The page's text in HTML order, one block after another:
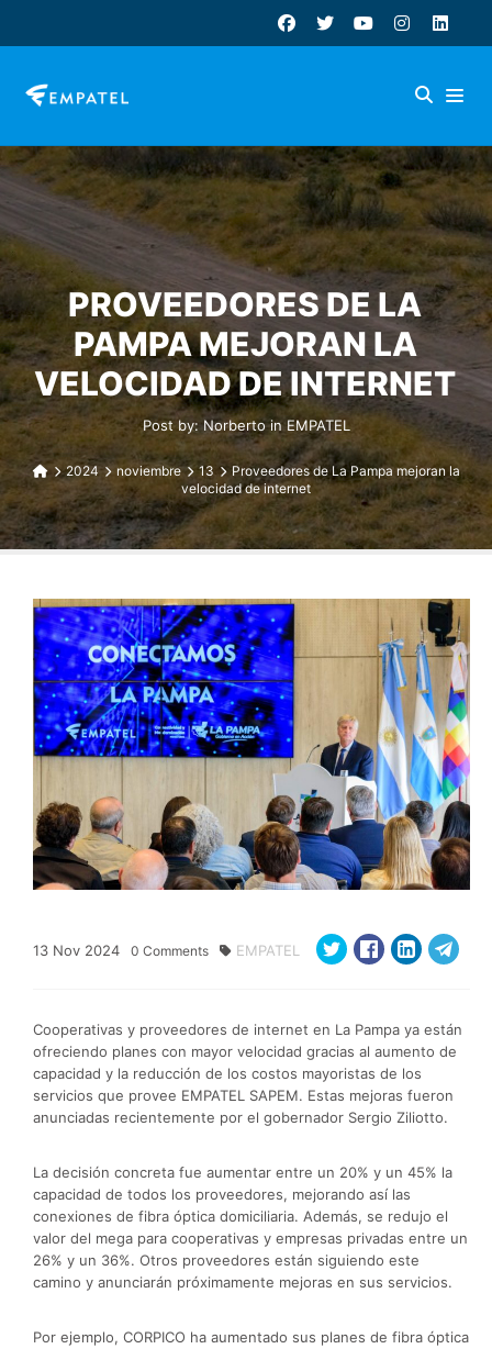
PROVEEDORES DE LA
PAMPA MEJORAN LA
VELOCIDAD DE INTERNET
Post by:Norbertoin EMPATEL
2024 noviembre 13
Proveedores de La Pampa mejoran la
velocidad de internet
13 Nov 2024 0 Comments EMPATEL
Cooperativas y proveedores de internet en La Pampa ya están
ofreciendo planes con mayor velocidad gracias al aumento de
capacidad y la reducción de los costos mayoristas de los
servicios que provee EMPATEL SAPEM. Estas mejoras fueron
anunciadas recientemente por el gobernador Sergio Ziliotto.
La decisión concreta fue aumentar entre un 20% y un 45% la
capacidad de todos los proveedores, mejorando así las
conexiones de fibra óptica domiciliaria. Además, se redujo el
valor del mega para cooperativas y empresas privadas entre un
26% y un 36%. Otros proveedores están siguiendo este
camino y anunciarán próximamente mejoras en sus servicios.
Por ejemplo, CORPICO ha aumentado sus planes de fibra óptica